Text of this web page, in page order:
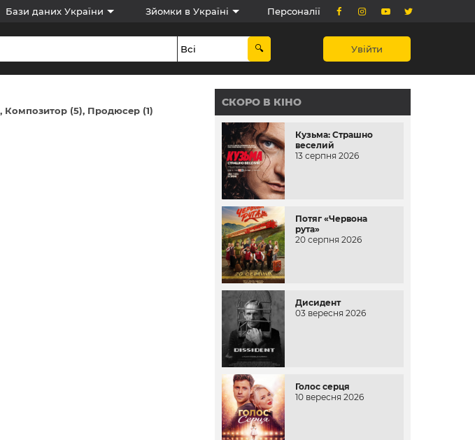
Бази даних України Зйомки в Україні Персоналії
Увійти
Композитор (5) Продюсер (1)
СКОРО В КІНО
Кузьма: Страшно
веселий
13 серпня 2026
Потяг «Червона
рута»
20 серпня 2026
Дисидент
03 вересня 2026
Голос серця
10 вересня 2026